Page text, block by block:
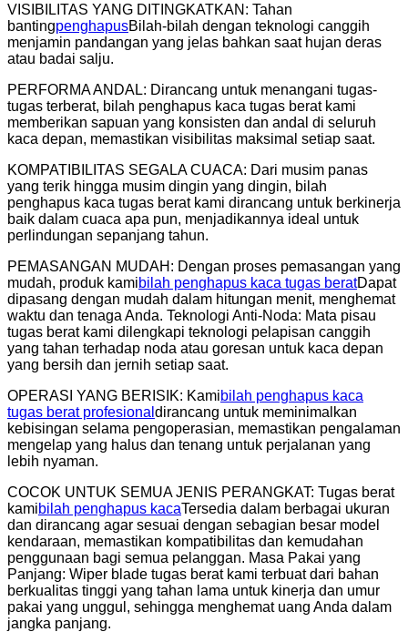
VISIBILITAS YANG DITINGKATKAN: Tahan
bantingpenghapusBilah-bilah dengan teknologi canggih
menjamin pandangan yang jelas bahkan saat hujan deras
atau badai salju.
PERFORMA ANDAL: Dirancang untuk menangani tugas-
tugas terberat, bilah penghapus kaca tugas berat kami
memberikan sapuan yang konsisten dan andal di seluruh
kaca depan, memastikan visibilitas maksimal setiap saat.
KOMPATIBILITAS SEGALA CUACA: Dari musim panas
yang terik hingga musim dingin yang dingin, bilah
penghapus kaca tugas berat kami dirancang untuk berkinerja
baik dalam cuaca apa pun, menjadikannya ideal untuk
perlindungan sepanjang tahun.
PEMASANGAN MUDAH: Dengan proses pemasangan yang
mudah, produk kamibilah penghapus kaca tugas beratDapat
dipasang dengan mudah dalam hitungan menit, menghemat
waktu dan tenaga Anda. Teknologi Anti-Noda: Mata pisau
tugas berat kami dilengkapi teknologi pelapisan canggih
yang tahan terhadap noda atau goresan untuk kaca depan
yang bersih dan jernih setiap saat.
OPERASI YANG BERISIK: Kamibilah penghapus kaca
tugas berat profesional dirancang untuk meminimalkan
kebisingan selama pengoperasian, memastikan pengalaman
mengelap yang halus dan tenang untuk perjalanan yang
lebih nyaman.
COCOK UNTUK SEMUA JENIS PERANGKAT: Tugas berat
kamibilah penghapus kacaTersedia dalam berbagai ukuran
dan dirancang agar sesuai dengan sebagian besar model
kendaraan, memastikan kompatibilitas dan kemudahan
penggunaan bagi semua pelanggan. Masa Pakai yang
Panjang: Wiper blade tugas berat kami terbuat dari bahan
berkualitas tinggi yang tahan lama untuk kinerja dan umur
pakai yang unggul, sehingga menghemat uang Anda dalam
jangka panjang.